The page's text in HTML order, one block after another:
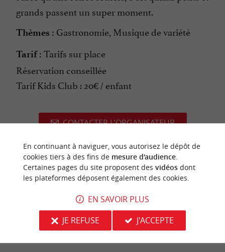
grands passent un super moment.
Thèmes : Gastronomie, Musique de variété
Tarif : Tarifs sur place
Réservation conseillée
Tarif Kids Club : 20€ / enfant
CONTACTER L'ORGANISATEUR
SITE INTERNET DE L'ÉVÈNEMENT
dernière mise à jour :29/07/2026 à 02:50:33
Sirtaqui-Crédit photo : Guinguette La Méric -
En continuant à naviguer, vous autorisez le dépôt de
cookies tiers à des fins de mesure d'audience.
Certaines pages du site proposent des vidéosdont
les plateformes déposent également des cookies.
EN SAVOIR PLUS
JE REFUSE
J'ACCEPTE